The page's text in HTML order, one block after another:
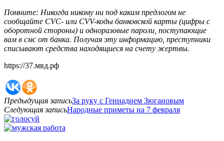
Помните: Никогда никому ни под каким предлогом не
сообщайте СVC- или CVV-коды банковской карты (цифры с
оборотной стороны) и одноразовые пароли, поступающие
вам в смс от банка. Получая эту информацию, преступники
списывают средства находящиеся на счету жертвы.
https://37.мвд.рф
Предыдущая записьЗа руку с Геннадием Зюгановым
Следующая записьНародные приметы на 7 февраля